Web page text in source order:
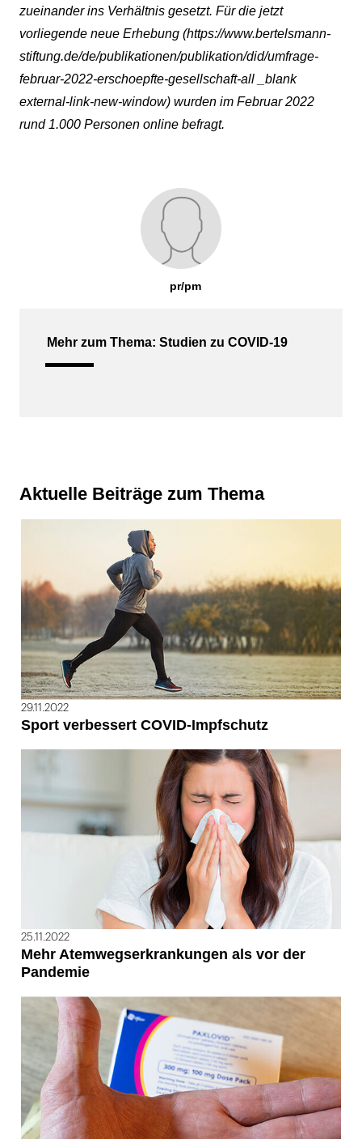
zueinander ins Verhältnis gesetzt. Für die jetzt
vorliegende neue Erhebung (https://www.bertelsmann-
stiftung.de/de/publikationen/publikation/did/umfrage-
februar-2022-erschoepfte-gesellschaft-all _blank
external-link-new-window) wurden im Februar 2022
rund 1.000 Personen online befragt.
pr/pm
Mehr zum Thema: Studien zu COVID-19
Aktuelle Beiträge zum Thema
29.11.2022
Sport verbessert COVID-Impfschutz
25.11.2022
Mehr Atemwegserkrankungen als vor der
Pandemie